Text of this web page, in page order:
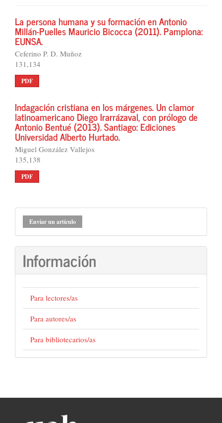
La persona humana y su formación en Antonio
Millán-Puelles Mauricio Bicocca (2011). Pamplona:
EUNSA.
Ceferino P. D. Muñoz
131,134
PDF
Indagación cristiana en los márgenes. Un clamor
latinoamericano Diego Irarrázaval, con prólogo de
Antonio Bentué (2013). Santiago: Ediciones
Universidad Alberto Hurtado.
Miguel González Vallejos
135,138
PDF
Enviar
un
artículo
Enviar un artículo
Información
Para lectores/as
Para autores/as
Para bibliotecarios/as